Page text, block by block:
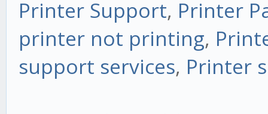
Printer Support, Printer
printer not printing,
support services, Printer